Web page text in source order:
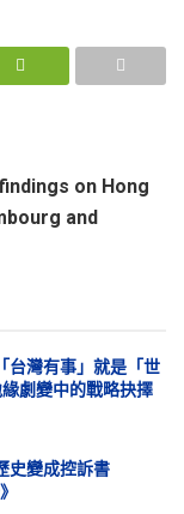
on Hong
and
台灣有事」就是「世
劇變中的戰略抉擇
史變成控訴書